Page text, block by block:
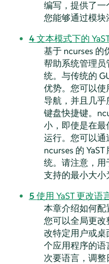
编写，提供了
您能够通过模块
4文本模式下的
基于 ncurses 的
帮助系统管理员
统。与传统的
优势。您可以使
导航，并且几
键盘快捷键。
小，即使是在
运行。您可以通
ncurses 的
统。请注意，用
支持的最小大小
5 使用 YaST 更改
本章介绍如何配
您可以全局更
改特定用户或
个应用程序的
次要语言，调整